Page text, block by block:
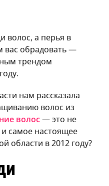
волос, а перья в
вас обрадовать —
трендом
нам рассказала
волос из
волос— это не
самое настоящее
области в 2012 году?